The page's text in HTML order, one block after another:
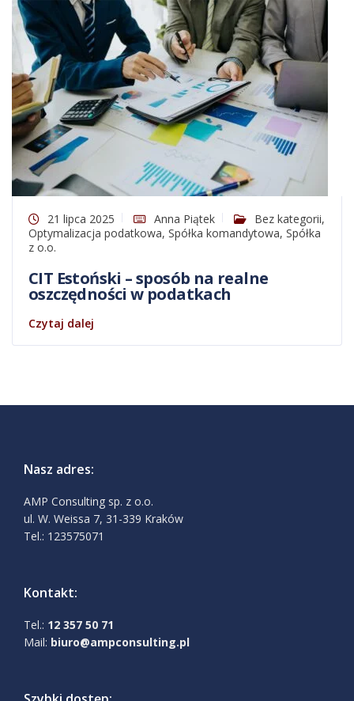
21 lipca 2025 Anna Piątek Bez kategorii,
Optymalizacja podatkowa, Spółka komandytowa, Spółka
z o.o.
CIT Estoński – sposób na realne
oszczędności w podatkach
Czytaj dalej
Nasz adres:
AMP Consulting sp. z o.o.
ul. W. Weissa 7, 31-339 Kraków
Tel.: 123575071
Kontakt:
Tel.: 12 357 50 71
Mail: biuro@ampconsulting.pl